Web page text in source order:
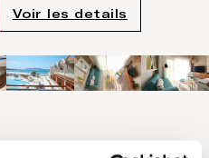
Voir les details